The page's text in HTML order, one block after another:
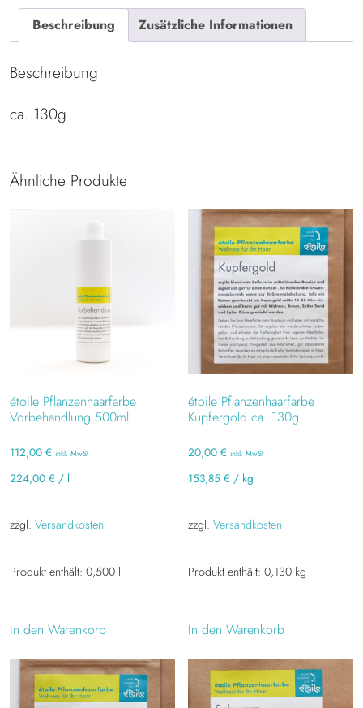
Beschreibung Zusätzliche Informationen
Beschreibung
ca. 130g
Ähnliche Produkte
étoile Pflanzenhaarfarbe
Vorbehandlung 500ml
112,00 € inkl. MwSt
224,00 € / l
zzgl. Versandkosten
Produkt enthält: 0,500 l
In den Warenkorb
étoile Pflanzenhaarfarbe
Kupfergold ca. 130g
20,00€ inkl. MwSt
153,85€ / kg
zzgl.Versandkosten
Produkt enthält: 0,130 kg
In den Warenkorb